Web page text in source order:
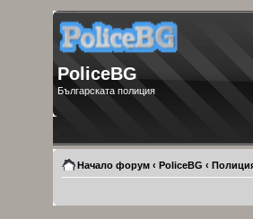
PoliceBG
Българската полиция
Начало форум ‹ PoliceBG ‹